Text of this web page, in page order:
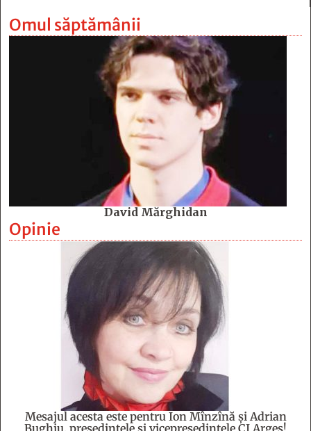
Omul săptămânii
David Mărghidan
Opinie
Mesajul acesta este pentru Ion Mînzînă şi Adrian